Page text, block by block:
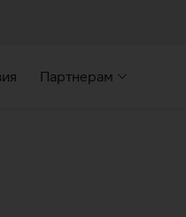
Партнерам